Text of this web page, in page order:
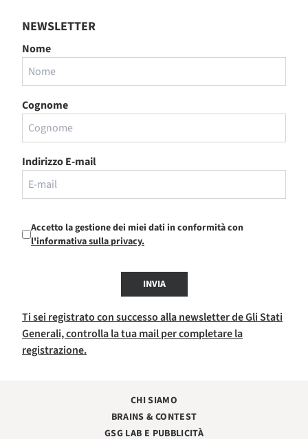
NEWSLETTER
Nome
Cognome
Indirizzo E-mail
Accetto la gestione dei miei dati in conformità con
l'informativa sulla privacy.
INVIA
Ti sei registrato con successo alla newsletter de Gli Stati
Generali, controlla la tua mail per completare la
registrazione.
CHI SIAMO
BRAINS & CONTEST
GSG LAB E PUBBLICITÀ